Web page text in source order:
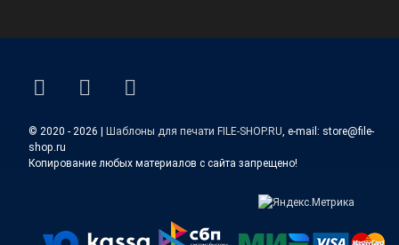
ВКонтакте
YouTube
E-mail
© 2020 - 2026 | Шаблоны для печати FILE-SHOP.RU , e-mail: store@file-
shop.ru
Копирование любых материалов с сайта запрещено!